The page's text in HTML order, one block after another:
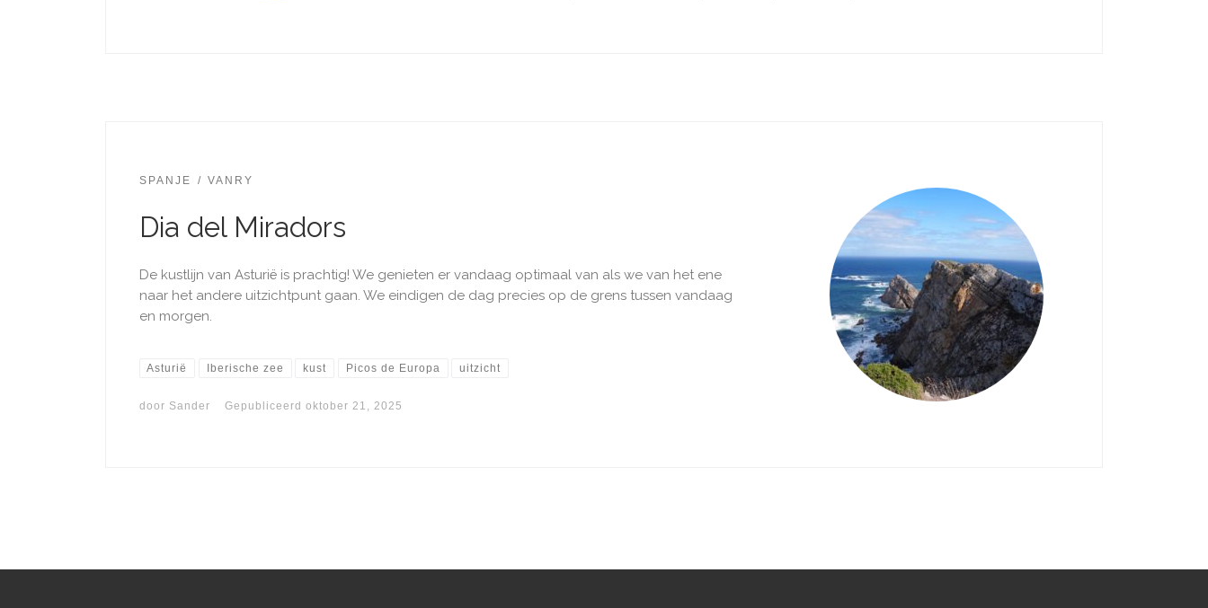
SPANJE VANRY
Dia del Miradors
De kustlijn van Asturië is prachtig! We genieten er vandaag optimaal van als we van het ene
naar het andere uitzichtpunt gaan. We eindigen de dag precies op de grens tussen vandaag
en morgen.
Asturië Iberische zee kust Picos de Europa uitzicht
door Sander Gepubliceerd oktober 21, 2025